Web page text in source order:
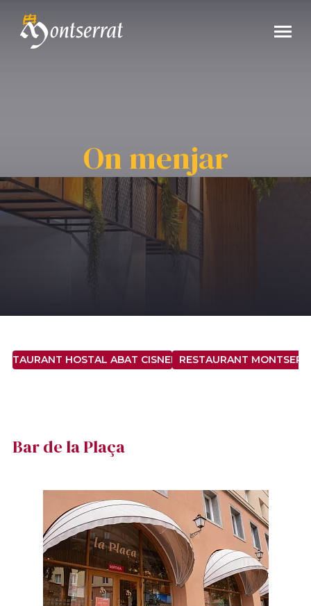
On menjar
HOSTAL ABAT CISNEROSRESTAURANT
Bar de la Plaça